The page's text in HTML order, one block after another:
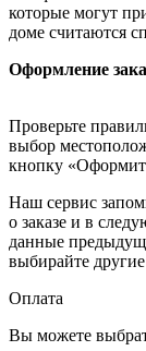
которые могут
доме считаются
Оформление
Проверьте
выбор
кнопку
Наш сервис
о заказе и в
данные
выбирайте
Оплата
Вы можете